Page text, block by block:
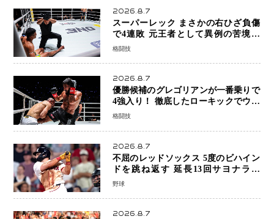
2026.8.7
スーパーレック まさかの右ひざ負傷
で4連敗 元王者として異例の苦境…
「アクシデント」でも消えない危険信
格闘技
2026.8.7
優勝候補のグレゴリアンが一番乗りで
4強入り！ 徹底したローキックでウス
ビャンを攻略、判定勝利
格闘技
2026.8.7
不屈のレッドソックス 5度のビハイン
ドを跳ね返す 延長13回サヨナラ勝
ち 吉田正尚選手も2安打1打点で貢献 4
野球
2026.8.7